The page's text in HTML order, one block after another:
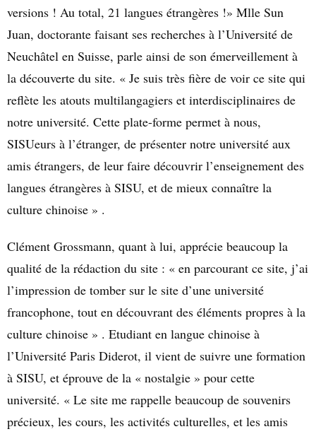
versions ! Au total, 21 langues étrangères !» Mlle Sun
Juan, doctorante faisant ses recherches à l’Université de
Neuchâtel en Suisse, parle ainsi de son émerveillement à
la découverte du site. « Je suis très fière de voir ce site qui
reflète les atouts multilangagiers et interdisciplinaires de
notre université. Cette plate-forme permet à nous,
SISUeurs à l’étranger, de présenter notre université aux
amis étrangers, de leur faire découvrir l’enseignement des
langues étrangères à SISU, et de mieux connaître la
culture chinoise » .
Clément Grossmann, quant à lui, apprécie beaucoup la
qualité de la rédaction du site : « en parcourant ce site, j’ai
l’impression de tomber sur le site d’une université
francophone, tout en découvrant des éléments propres à la
culture chinoise » . Etudiant en langue chinoise à
l’Université Paris Diderot, il vient de suivre une formation
à SISU, et éprouve de la « nostalgie » pour cette
université. « Le site me rappelle beaucoup de souvenirs
précieux, les cours, les activités culturelles, et les amis